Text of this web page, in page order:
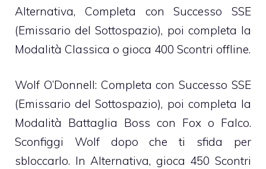
Alternativa, Completa con Successo SSE
(Emissario del Sottospazio), poi completa la
Modalità Classica o gioca 400 Scontri offline.
Wolf O’Donnell: Completa con Successo SSE
(Emissario del Sottospazio), poi completa la
Modalità Battaglia Boss con Fox o Falco.
Sconfiggi Wolf dopo che ti sfida per
sbloccarlo. In Alternativa, gioca 450 Scontri